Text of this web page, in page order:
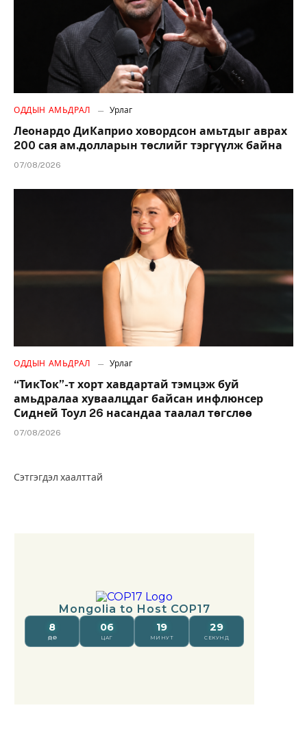
ОДДЫН АМЬДРАЛ Урлаг
Леонардо ДиКаприо ховордсон амьтдыг аврах
200 сая ам.долларын төслийг тэргүүлж байна
07/08/2026
ОДДЫН АМЬДРАЛ Урлаг
“ТикТок”-т хорт хавдартай тэмцэж буй
амьдралаа хуваалцдаг байсан инфлюнсер
Сидней Тоул 26 насандаа таалал төгслөө
07/08/2026
Сэтгэгдэл хаалттай